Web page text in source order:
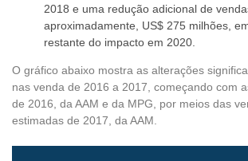
2018 e uma redução adicional de
aproximadamente, US$ 275 milhões,
restante do impacto em 2020.
O gráfico abaixo mostra as alterações
nas venda de 2016 a 2017, começando com
de 2016, da AAM e da MPG, por meios das
estimadas de 2017, da AAM.